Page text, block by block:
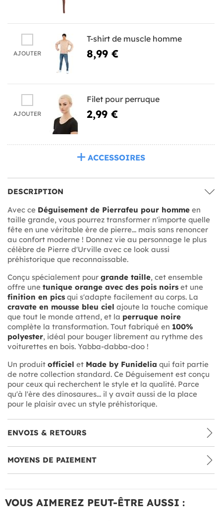
AJOUTER
T-shirt de muscle homme
8,99 €
AJOUTER
Filet pour perruque
2,99 €
ACCESSOIRES
DESCRIPTION
Avec ce Déguisement de Pierrafeu pour homme en
taille grande, vous pourrez transformer n'importe quelle
fête en une véritable ère de pierre... mais sans renoncer
au confort moderne ! Donnez vie au personnage le plus
célèbre de Pierre d'Urville avec ce look aussi
préhistorique que reconnaissable.
Conçu spécialement pour grande taille, cet ensemble
offre une tunique orange avec des pois noirs et une
finition en pics qui s'adapte facilement au corps. La
cravate en mousse bleu ciel ajoute la touche comique
que tout le monde attend, et la perruque noire
complète la transformation. Tout fabriqué en 100%
polyester, idéal pour bouger librement au rythme des
voiturettes en bois. Yabba-dabba-doo !
Un produit officiel et Made by Funidelia qui fait partie
de notre collection standard. Ce Déguisement est conçu
pour ceux qui recherchent le style et la qualité. Parce
qu'à l'ère des dinosaures... il y avait aussi de la place
pour le plaisir avec un style préhistorique.
ENVOIS & RETOURS
MOYENS DE PAIEMENT
VOUS AIMEREZ PEUT-ÊTRE AUSSI :